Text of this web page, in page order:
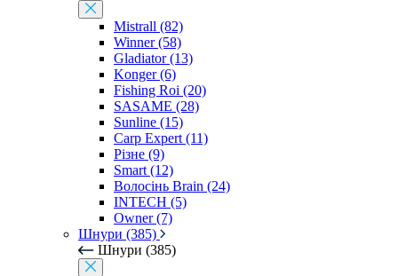
Mistrall (82)
Winner (58)
Gladiator (13)
Konger (6)
Fishing Roi (20)
SASAME (28)
Sunline (15)
Carp Expert (11)
Різне (9)
Smart (12)
Волосінь Brain (24)
INTECH (5)
Owner (7)
Шнури (385)
Шнури (385)